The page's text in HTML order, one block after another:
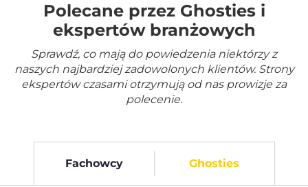
Polecane przez Ghosties i
ekspertów branżowych
Sprawdź, co mają do powiedzenia niektórzy z
naszych najbardziej zadowolonych klientów. Strony
ekspertów czasami otrzymują od nas prowizje za
polecenie.
Fachowcy Ghosties